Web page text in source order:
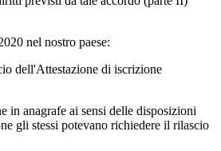
nel nostro paese:
dell'Attestazione di iscrizione
in anagrafe ai sensi delle disposizioni
gli stessi potevano richiedere il rilascio